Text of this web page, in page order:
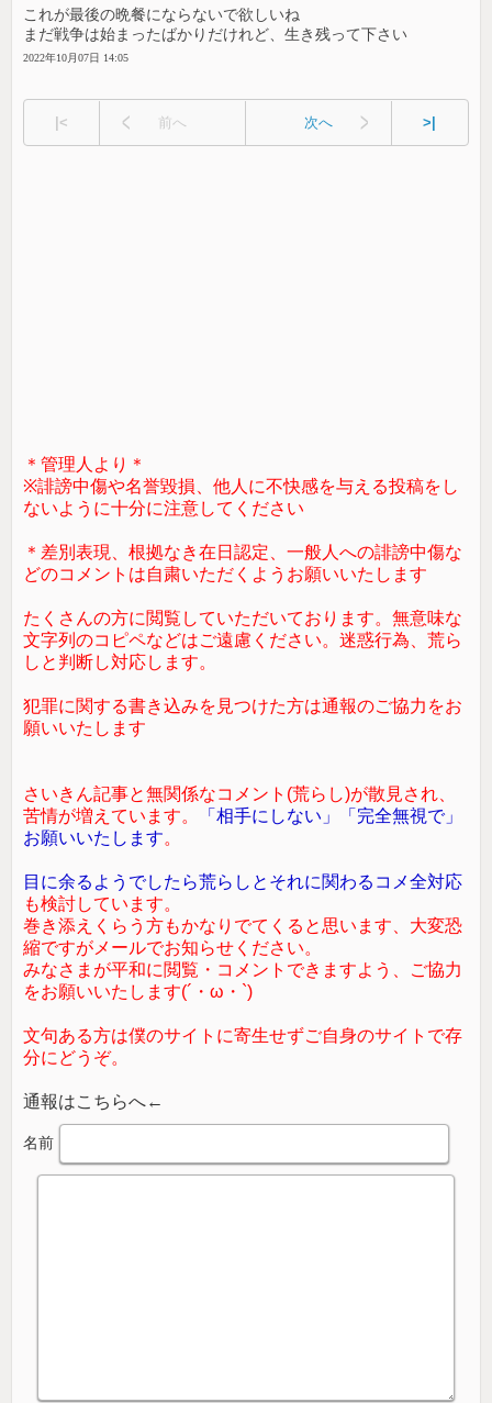
これが最後の晩餐にならないで欲しいね
まだ戦争は始まったばかりだけれど、生き残って下さい
2022年10月07日 14:05
|< 前へ 次へ >|
＊管理人より＊
※誹謗中傷や名誉毀損、他人に不快感を与える投稿をし
ないように十分に注意してください
＊差別表現、根拠なき在日認定、一般人への誹謗中傷な
どのコメントは自粛いただくようお願いいたします
たくさんの方に閲覧していただいております。無意味な
文字列のコピペなどはご遠慮ください。迷惑行為、荒ら
しと判断し対応します。
犯罪に関する書き込みを見つけた方は通報のご協力をお
願いいたします
さいきん記事と無関係なコメント(荒らし)が散見され、
苦情が増えています。
「相手にしない」「完全無視で」
お願いいたします。
目に余るようでしたら荒らしとそれに関わるコメ全対応
も検討しています。
巻き添えくらう方もかなりでてくると思います、大変恐
縮ですがメールでお知らせください。
みなさまが平和に閲覧・コメントできますよう、ご協力
をお願いいたします(´・ω・`)
文句ある方は僕のサイトに寄生せずご自身のサイトで存
分にどうぞ。
通報はこちらへ←
名前